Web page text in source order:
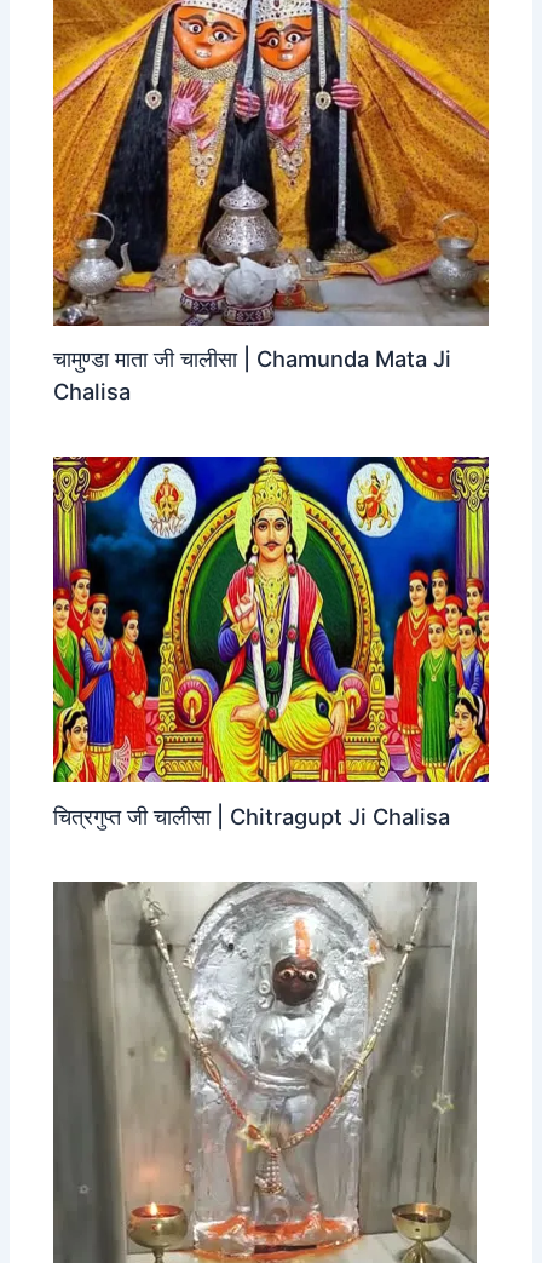
चामुण्डा माता जी चालीसा | Chamunda Mata Ji
Chalisa
चित्रगुप्त जी चालीसा | Chitragupt Ji Chalisa